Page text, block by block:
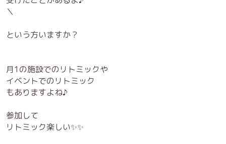
＼
という方いますか？
月1の施設でのリトミックや
イベントでのリトミック
もありますよね♪
参加して
リトミック楽しい✨✨